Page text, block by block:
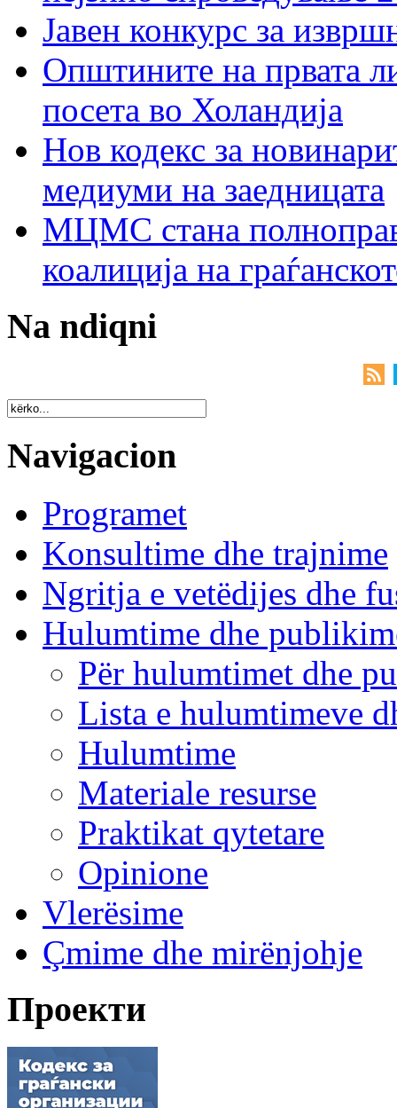
Јавен конкурс за
Општините на првата
посета во Холандија
Нов кодекс за
медиуми на заедницата
МЦМС стана
коалиција на
Na ndiqni
Navigacion
Programet
Konsultime dhe trajnime
Ngritja e vetëdijes dhe
Hulumtime dhe
Për hulumtimet dhe
Lista e hulumtimeve
Hulumtime
Materiale resurse
Praktikat qytetare
Opinione
Vlerësime
Çmime dhe mirënjohje
Проекти